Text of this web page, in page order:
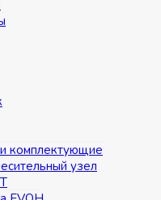
комплектующие
узел